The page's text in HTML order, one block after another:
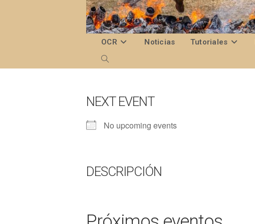
OCR Noticias Tutoriales
Alternar
web
NEXT EVENT
No upcoming events
DESCRIPCIÓN